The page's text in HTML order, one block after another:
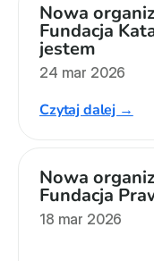
Nowa
Fundacja
jestem
24 mar 2026
Czytaj dalej →
Nowa
Fundacja
18 mar 2026